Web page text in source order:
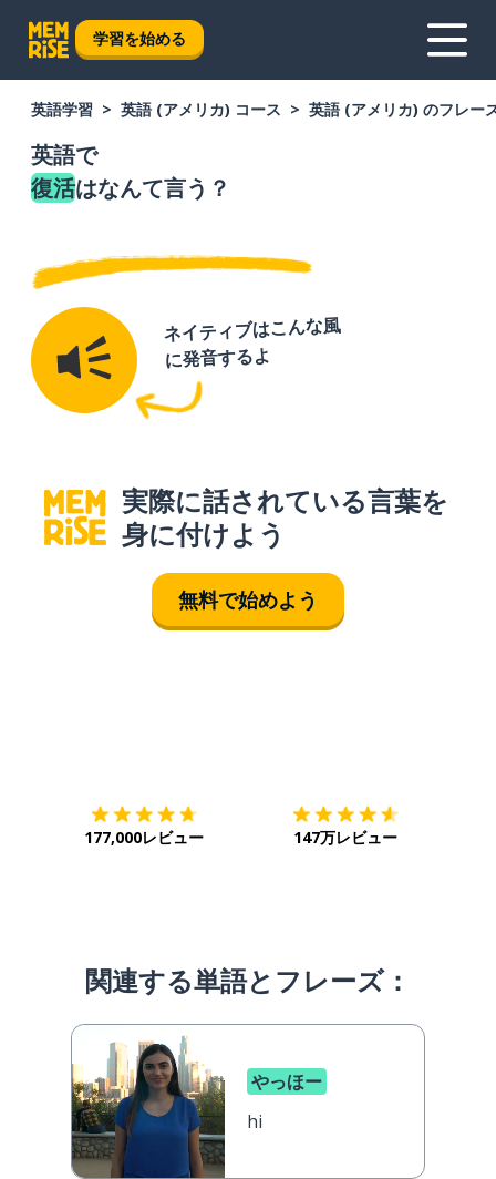
学習を始める
英語学習 英語 (アメリカ) コース 英語 (アメリカ) のフレー
英語で
復活はなんて言う？
ネイティブはこんな風
に発音するよ
実際に話されている言葉を
身に付けよう
無料で始めよう
177,000レビュー 147万レビュー
関連する単語とフレーズ：
やっほー
hi